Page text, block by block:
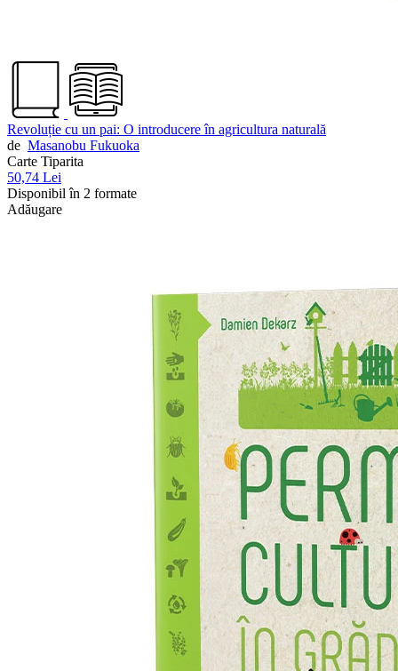
Revoluție cu un pai: O introducere în agricultura naturală
de Masanobu Fukuoka
Carte Tiparita
50,74 Lei
Disponibil în 2 formate
Adăugare